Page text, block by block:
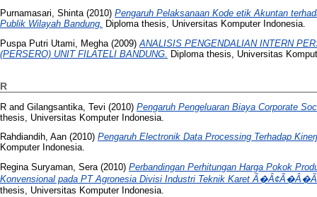
Purnamasari, Shinta (2010) Pengaruh Pelaksanaan Kode etik Akuntan
Publik Wilayah Bandung.
Diploma thesis, Universitas Komputer Indonesia.
Puspa Putri Utami, Megha (2009) ANALISIS PENGENDALIAN INTERN
(PERSERO) UNIT FILATELI BANDUNG.
Diploma thesis, Universitas
R
R and Gilangsantika, Tevi (2010) Pengaruh Pengeluaran Biaya Corporate
thesis, Universitas Komputer Indonesia.
Rahdiandih, Aan (2010) Pengaruh Electronik Data Processing Terhadap
Komputer Indonesia.
Regina Suryaman, Sera(2010) Perbandingan Perhitungan Harga Pokok
Konvensional pada PT Agronesia Divisi Industri Teknik Karet
thesis, Universitas Komputer Indonesia.